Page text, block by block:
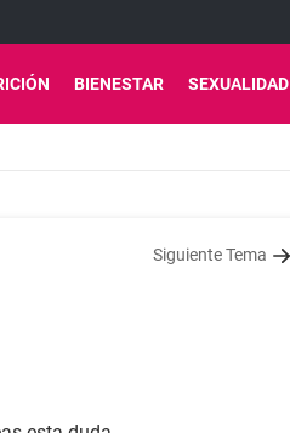
BIENESTAR SEXUALIDAD
Siguiente Tema